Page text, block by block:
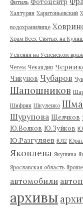
Фитиль
Халтурин Харитоньевский
водохранилище
Храм Всех Святых на
Успения на Успенском
Чегем Чекандин
Чикунов Чубаров
Шапошников
Шифрин Шкуленко
Шурупова Щелчков
Ю.Волков Ю.Зуйков
Ю.Разгуляев Ю12
Яковлева Якушина
Ярославская область
автомобили
архивы